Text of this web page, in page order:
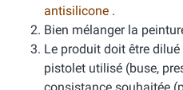
antisilicone .
Bien mélanger la
Le produit doit être
pistolet utilisé (buse,